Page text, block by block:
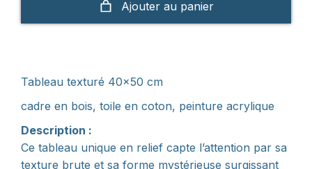
Ajouter au panier
Tableau texturé 40×50 cm
cadre en bois, toile en coton, peinture acrylique
Description :
Ce tableau unique en relief capte l’attention par sa
texture brute et sa forme mystérieuse surgissant